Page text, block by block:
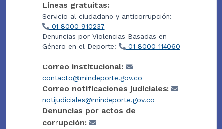
Líneas gratuitas:
Servicio al ciudadano y anticorrupción:
01 8000 910237
Denuncias por Violencias Basadas en
Género en el Deporte:
01 8000 114060
Correo institucional:
contacto@mindeporte.gov.co
Correo notificaciones judiciales:
notijudiciales@mindeporte.gov.co
Denuncias por actos de
corrupción: